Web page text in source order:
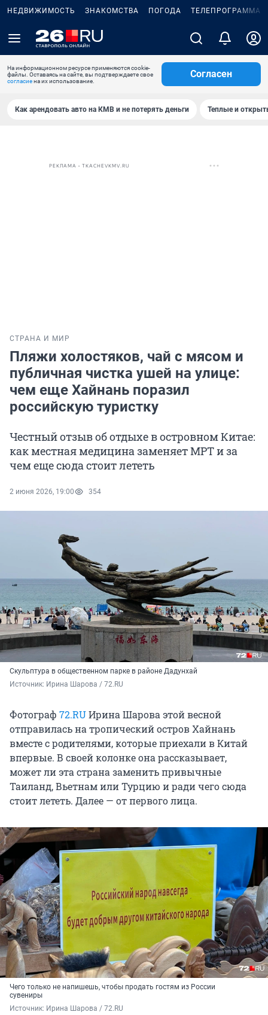
НЕДВИЖИМОСТЬ ЗНАКОМСТВА ПОГОДА ТЕЛЕПРОГРАММА
На информационном ресурсе применяются cookie-
файлы. Оставаясь на сайте, вы подтверждаете свое
согласиена их использование.
Согласен
Как арендовать авто на КМВ и не потерять деньги Теплые и
РЕКЛАМА • TKACHEVKMV.RU
СТРАНА И МИР
Пляжи холостяков, чай с мясом и
публичная чистка ушей на улице:
чем еще Хайнань поразил
российскую туристку
Честный отзыв об отдыхе в островном Китае:
как местная медицина заменяет МРТ и за
чем еще сюда стоит лететь
2 июня 2026, 19:00 354
Скульптура в общественном парке в районе Дадунхай
Источник: Ирина Шарова / 72.RU
Фотограф 72.RUИрина Шарова этой весной
отправилась на тропический остров Хайнань
вместе с родителями, которые приехали в Китай
впервые. В своей колонке она рассказывает,
может ли эта страна заменить привычные
Таиланд, Вьетнам или Турцию и ради чего сюда
стоит лететь. Далее — от первого лица.
Чего только не напишешь, чтобы продать гостям из России
сувениры
Источник: Ирина Шарова / 72.RU